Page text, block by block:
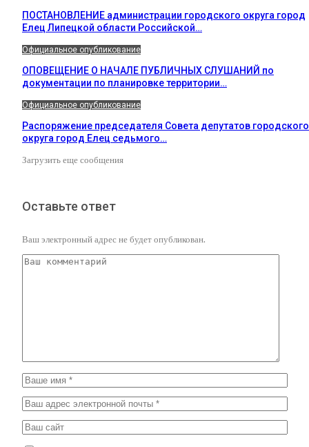
ПОСТАНОВЛЕНИЕ администрации городского округа город
Елец Липецкой области Российской…
Официальное опубликование
ОПОВЕЩЕНИЕ О НАЧАЛЕ ПУБЛИЧНЫХ СЛУШАНИЙ по
документации по планировке территории…
Официальное опубликование
Распоряжение председателя Совета депутатов городского
округа город Елец седьмого…
Загрузить еще сообщения
Оставьте ответ
Ваш электронный адрес не будет опубликован.